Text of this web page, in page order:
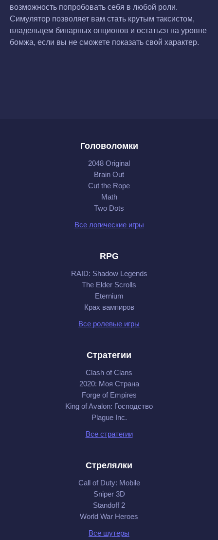
возможность попробовать себя в любой роли.
Симулятор позволяет вам стать крутым таксистом,
владельцем бинарных опционов и остаться на уровне
бомжа, если вы не сможете показать свой характер.
Головоломки
2048 Original
Brain Out
Cut the Rope
Math
Two Dots
Все логические игры
RPG
RAID: Shadow Legends
The Elder Scrolls
Eternium
Крах вампиров
Все ролевые игры
Стратегии
Clash of Clans
2020: Моя Cтрана
Forge of Empires
King of Avalon: Господство
Plague Inc.
Все стратегии
Стрелялки
Call of Duty: Mobile
Sniper 3D
Standoff 2
World War Heroes
Все шутеры